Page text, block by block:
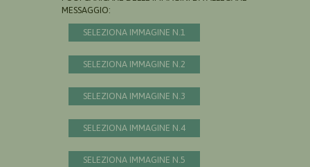
MESSAGGIO:
SELEZIONA IMMAGINE N.1
SELEZIONA IMMAGINE N.2
SELEZIONA IMMAGINE N.3
SELEZIONA IMMAGINE N.4
SELEZIONA IMMAGINE N.5